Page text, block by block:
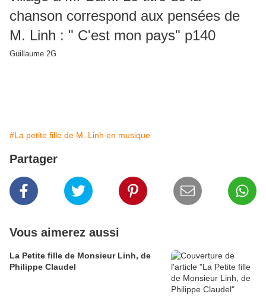
chanson correspond aux pensées de
M. Linh : " C'est mon pays" p140
Guillaume 2G
#La petite fille de M. Linh en musique
Partager
Vous aimerez aussi
La Petite fille de Monsieur Linh, de
Philippe Claudel